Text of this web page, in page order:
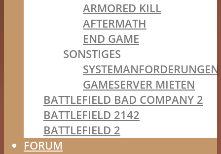
ARMORED KILL
AFTERMATH
END GAME
SONSTIGES
SYSTEMANFORDERUNGEN
GAMESERVER MIETEN
BATTLEFIELD BAD COMPANY 2
BATTLEFIELD 2142
BATTLEFIELD 2
FORUM